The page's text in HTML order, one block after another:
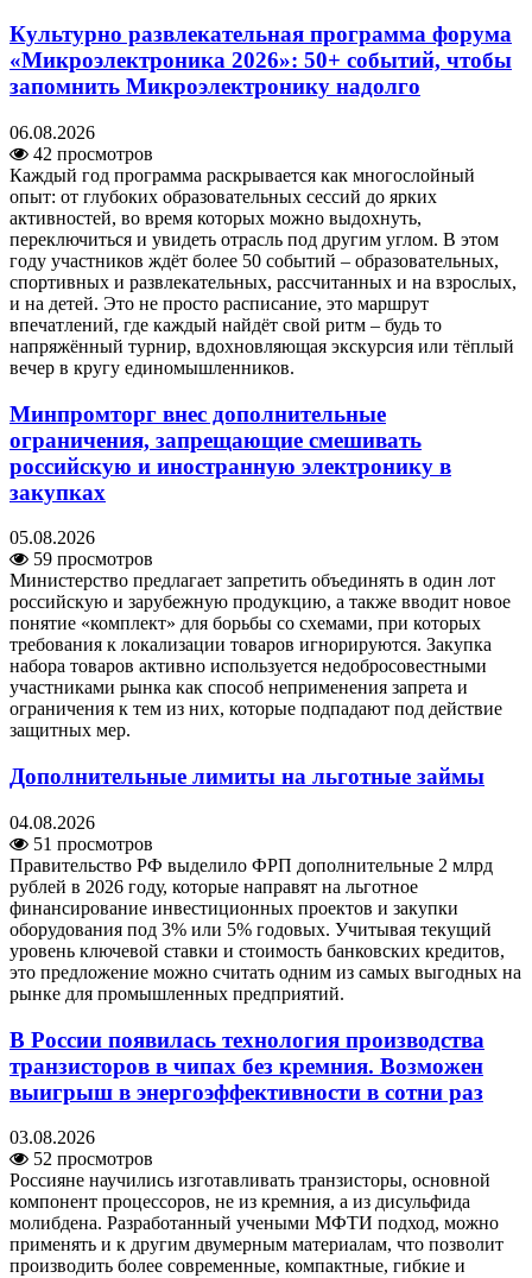
Культурно развлекательная программа форума
«Микроэлектроника 2026»: 50+ событий, чтобы
запомнить Микроэлектронику надолго
06.08.2026
42 просмотров
Каждый год программа раскрывается как многослойный
опыт: от глубоких образовательных сессий до ярких
активностей, во время которых можно выдохнуть,
переключиться и увидеть отрасль под другим углом. В этом
году участников ждёт более 50 событий – образовательных,
спортивных и развлекательных, рассчитанных и на взрослых,
и на детей. Это не просто расписание, это маршрут
впечатлений, где каждый найдёт свой ритм – будь то
напряжённый турнир, вдохновляющая экскурсия или тёплый
вечер в кругу единомышленников.
Минпромторг внес дополнительные
ограничения, запрещающие смешивать
российскую и иностранную электронику в
закупках
05.08.2026
59 просмотров
Министерство предлагает запретить объединять в один лот
российскую и зарубежную продукцию, а также вводит новое
понятие «комплект» для борьбы со схемами, при которых
требования к локализации товаров игнорируются. Закупка
набора товаров активно используется недобросовестными
участниками рынка как способ неприменения запрета и
ограничения к тем из них, которые подпадают под действие
защитных мер.
Дополнительные лимиты на льготные займы
04.08.2026
51 просмотров
Правительство РФ выделило ФРП дополнительные 2 млрд
рублей в 2026 году, которые направят на льготное
финансирование инвестиционных проектов и закупки
оборудования под 3% или 5% годовых. Учитывая текущий
уровень ключевой ставки и стоимость банковских кредитов,
это предложение можно считать одним из самых выгодных на
рынке для промышленных предприятий.
В России появилась технология производства
транзисторов в чипах без кремния. Возможен
выигрыш в энергоэффективности в сотни раз
03.08.2026
52 просмотров
Россияне научились изготавливать транзисторы, основной
компонент процессоров, не из кремния, а из дисульфида
молибдена. Разработанный учеными МФТИ подход, можно
применять и к другим двумерным материалам, что позволит
производить более современные, компактные, гибкие и